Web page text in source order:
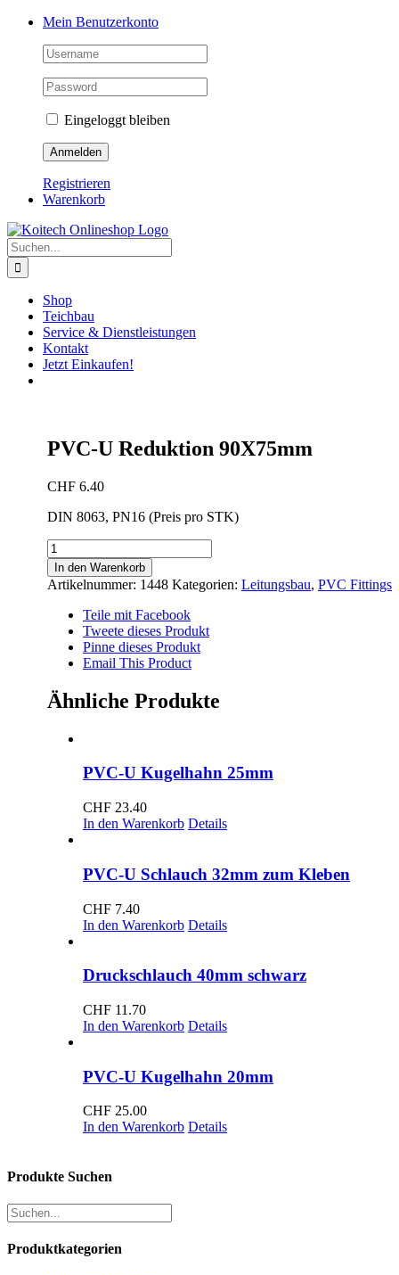
Skip
Mein Benutzerkonto
Eingeloggt bleiben
Registrieren
Warenkorb
Suche
nach:
Shop
Teichbau
Service & Dienstleistungen
Kontakt
Jetzt Einkaufen!
PVC-U Reduktion 90X75mm
CHF 6.40
DIN 8063, PN16 (Preis pro STK)
PVC-
U
Reduktion
90X75mm
Menge
In den Warenkorb
Artikelnummer: 1448 Kategorien: Leitungsbau, PVC Fittings
Teile mit Facebook
Tweete dieses Produkt
Pinne dieses Produkt
Email This Product
Ähnliche Produkte
PVC-U Kugelhahn 25mm
CHF 23.40
In den Warenkorb Details
PVC-U Schlauch 32mm zum Kleben
CHF 7.40
In den Warenkorb Details
Druckschlauch 40mm schwarz
CHF 11.70
In den Warenkorb Details
PVC-U Kugelhahn 20mm
CHF 25.00
In den Warenkorb Details
Produkte Suchen
Produktkategorien